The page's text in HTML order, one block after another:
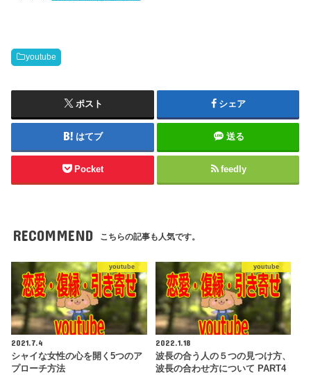
youtube
ポスト シェア
はてブ 送る
Pocket feedly
RECOMMEND こちらの記事も人気です。
youtube
2021.7.4
シャイな女性の心を開く5つのア
プローチ方法
youtube
2022.1.18
波長の合う人の５つの見つけ方、
波長の合わせ方について PART4